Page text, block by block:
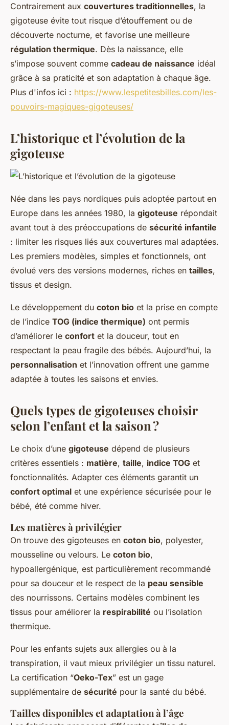
Contrairement aux couvertures traditionnelles, la
gigoteuse évite tout risque d’étouffement ou de
découverte nocturne, et favorise une meilleure
régulation thermique. Dès la naissance, elle
s’impose souvent comme cadeau de naissance idéal
grâce à sa praticité et son adaptation à chaque âge.
Plus d'infos ici : https://www.lespetitesbilles.com/les-
pouvoirs-magiques-gigoteuses/
L’historique et l’évolution de la
gigoteuse
Née dans les pays nordiques puis adoptée partout en
Europe dans les années 1980, la gigoteuse répondait
avant tout à des préoccupations de sécurité infantile
: limiter les risques liés aux couvertures mal adaptées.
Les premiers modèles, simples et fonctionnels, ont
évolué vers des versions modernes, riches en tailles,
tissus et design.
Le développement du coton bio et la prise en compte
de l’indice TOG (indice thermique) ont permis
d’améliorer le confort et la douceur, tout en
respectant la peau fragile des bébés. Aujourd’hui, la
personnalisation et l’innovation offrent une gamme
adaptée à toutes les saisons et envies.
Quels types de gigoteuses choisir
selon l’enfant et la saison ?
Le choix d’une gigoteuse dépend de plusieurs
critères essentiels : matière, taille, indice TOG et
fonctionnalités. Adapter ces éléments garantit un
confort optimal et une expérience sécurisée pour le
bébé, été comme hiver.
Les matières à privilégier
On trouve des gigoteuses en coton bio, polyester,
mousseline ou velours. Le coton bio,
hypoallergénique, est particulièrement recommandé
pour sa douceur et le respect de la peau sensible
des nourrissons. Certains modèles combinent les
tissus pour améliorer la respirabilité ou l’isolation
thermique.
Pour les enfants sujets aux allergies ou à la
transpiration, il vaut mieux privilégier un tissu naturel.
La certification “Oeko-Tex” est un gage
supplémentaire de sécurité pour la santé du bébé.
Tailles disponibles et adaptation à l’âge